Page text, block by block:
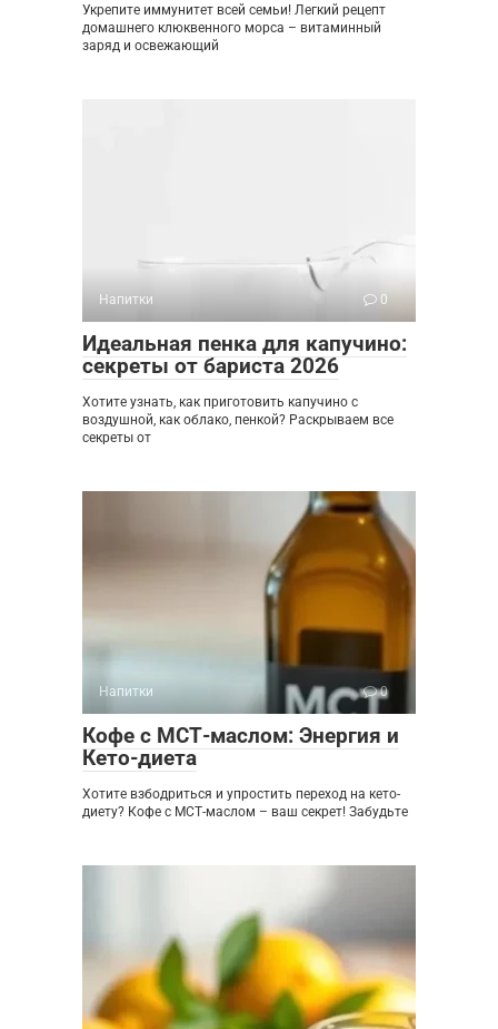
Укрепите иммунитет всей семьи! Легкий рецепт
домашнего клюквенного морса – витаминный
заряд и освежающий
Напитки 0
Идеальная пенка для капучино:
секреты от бариста 2026
Хотите узнать, как приготовить капучино с
воздушной, как облако, пенкой? Раскрываем все
секреты от
Напитки 0
Кофе с МСТ-маслом: Энергия и
Кето-диета
Хотите взбодриться и упростить переход на кето-
диету? Кофе с МСТ-маслом – ваш секрет! Забудьте